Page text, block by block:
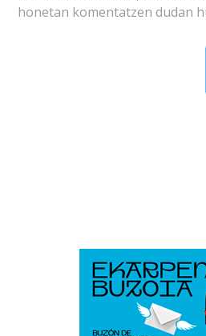
honetan komentatzen dudan